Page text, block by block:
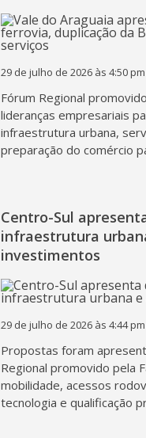
29 de julho de 2026 às 4:50 pm
Fórum Regional
lideranças empresariais
infraestrutura urbana,
preparação do comércio
Centro-Sul
infraestrutura
investimentos
29 de julho de 2026 às 4:44 pm
Propostas foram
Regional promovido pela
mobilidade, acessos
tecnologia e qualificação